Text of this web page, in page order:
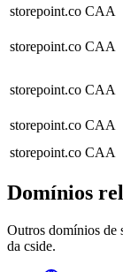
storepoint.co CAA
storepoint.co CAA
storepoint.co CAA
storepoint.co CAA
storepoint.co CAA
Domínios
Outros domínios de
da cside.